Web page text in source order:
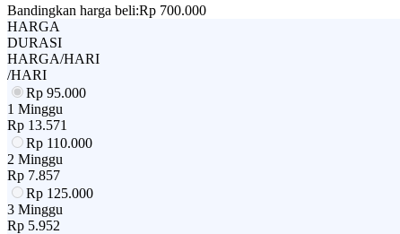
Bandingkan harga beli:Rp 700.000
HARGA
DURASI
HARGA/HARI
/HARI
Rp 95.000
1 Minggu
Rp 13.571
Rp 110.000
2 Minggu
Rp 7.857
Rp 125.000
3 Minggu
Rp 5.952